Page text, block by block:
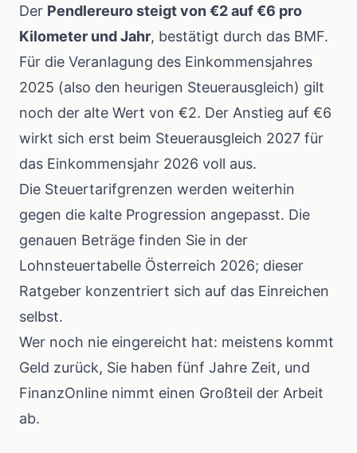
Der Pendlereuro steigt von €2 auf €6 pro
Kilometer und Jahr, bestätigt durch das BMF.
Für die Veranlagung des Einkommensjahres
2025 (also den heurigen Steuerausgleich) gilt
noch der alte Wert von €2. Der Anstieg auf €6
wirkt sich erst beim Steuerausgleich 2027 für
das Einkommensjahr 2026 voll aus.
Die Steuertarifgrenzen werden weiterhin
gegen die kalte Progression angepasst. Die
genauen Beträge finden Sie in der
Lohnsteuertabelle Österreich 2026; dieser
Ratgeber konzentriert sich auf das Einreichen
selbst.
Wer noch nie eingereicht hat: meistens kommt
Geld zurück, Sie haben fünf Jahre Zeit, und
FinanzOnline nimmt einen Großteil der Arbeit
ab.